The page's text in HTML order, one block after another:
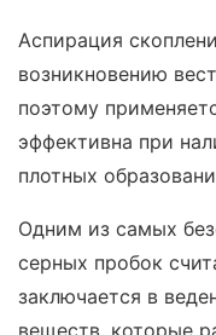
Аспирация
возникновению
поэтому
эффективна при
плотных
Одним из самых
серных пробок
заключается в
веществ, которые